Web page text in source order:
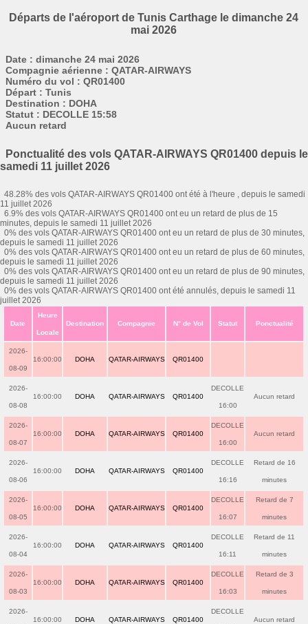
Départs de l'aéroport de Tunis Carthage le dimanche 24
mai 2026
Date : dimanche 24 mai 2026
Compagnie aérienne : QATAR-AIRWAYS
Numéro du vol : QR01400
Départ : Tunis
Destination : DOHA
Statut : DECOLLE 15:58
Aucun retard
Ponctualité des vols QATAR-AIRWAYS QR01400 depuis le
samedi 11 juillet 2026
48.28% des vols QATAR-AIRWAYS QR01400 ont été à l'heure , depuis le samedi
11 juillet 2026
6.9% des vols QATAR-AIRWAYS QR01400 ont eu un retard de plus de 15
minutes, depuis le samedi 11 juillet 2026
0% des vols QATAR-AIRWAYS QR01400 ont eu un retard de plus de 30 minutes,
depuis le samedi 11 juillet 2026
0% des vols QATAR-AIRWAYS QR01400 ont eu un retard de plus de 60 minutes,
depuis le samedi 11 juillet 2026
0% des vols QATAR-AIRWAYS QR01400 ont eu un retard de plus de 90 minutes,
depuis le samedi 11 juillet 2026
0% des vols QATAR-AIRWAYS QR01400 ont été annulés, depuis le samedi 11
juillet 2026
Date
Heure
Locale
Destination Compagnie N° de Vol Statut Ponctualité
2026-
08-09
16:00:00 DOHA QATAR-AIRWAYS QR01400
2026-
08-08
16:00:00 DOHA QATAR-AIRWAYS QR01400
DECOLLE
16:00
Aucun retard
2026-
08-07
16:00:00 DOHA QATAR-AIRWAYS QR01400
DECOLLE
16:00
Aucun retard
2026-
08-06
16:00:00 DOHA QATAR-AIRWAYS QR01400
DECOLLE
16:16
Retard de 16
minutes
2026-
08-05
16:00:00 DOHA QATAR-AIRWAYS QR01400
DECOLLE
16:07
Retard de 7
minutes
2026-
08-04
16:00:00 DOHA QATAR-AIRWAYS QR01400
DECOLLE
16:11
Retard de 11
minutes
2026-
08-03
16:00:00 DOHA QATAR-AIRWAYS QR01400
DECOLLE
16:03
Retard de 3
minutes
2026-
16:00:00 DOHA QATAR-AIRWAYS QR01400
DECOLLE
Aucun retard